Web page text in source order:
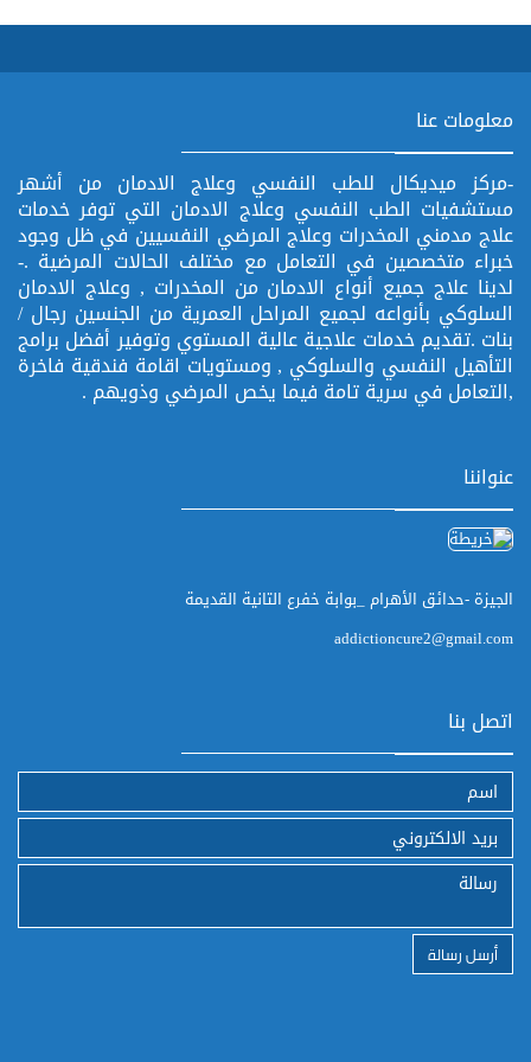
معلومات عنا
-مركز ميديكال للطب النفسي وعلاج الادمان من أشهر
مستشفيات الطب النفسي وعلاج الادمان التي توفر خدمات
علاج مدمني المخدرات وعلاج المرضي النفسيين في ظل وجود
خبراء متخصصين في التعامل مع مختلف الحالات المرضية .-
لدينا علاج جميع أنواع الادمان من المخدرات , وعلاج الادمان
السلوكي بأنواعه لجميع المراحل العمرية من الجنسين رجال /
بنات .تقديم خدمات علاجية عالية المستوي وتوفير أفضل برامج
التأهيل النفسي والسلوكي , ومستويات اقامة فندقية فاخرة
,التعامل في سرية تامة فيما يخص المرضي وذويهم .
عنواننا
الجيزة -حدائق الأهرام _بوابة خفرع التانية القديمة
addictioncure2@gmail.com
اتصل بنا
أرسل رسالة